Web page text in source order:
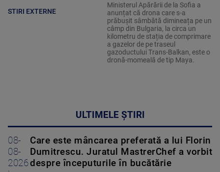
STIRI EXTERNE
Ministerul Apărării de la Sofia a
anunțat că drona care s-a
prăbușit sâmbătă dimineața pe un
câmp din Bulgaria, la circa un
kilometru de stația de comprimare
a gazelor de pe traseul
gazoductului Trans-Balkan, este o
dronă-momeală de tip Maya.
ULTIMELE ȘTIRI
08-
08-
2026
Care este mâncarea preferată a lui Florin
Dumitrescu. Juratul MastrerChef a vorbit
despre începuturile în bucătărie